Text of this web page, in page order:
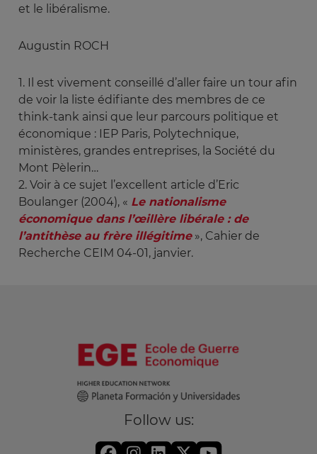
et le libéralisme.
Augustin ROCH
1. Il est vivement conseillé d’aller faire un tour afin
de voir la liste édifiante des membres de ce
think-tank ainsi que leur parcours politique et
économique : IEP Paris, Polytechnique,
ministères, grandes entreprises, la Société du
Mont Pèlerin…
2. Voir à ce sujet l’excellent article d’Eric
Boulanger (2004), « Le nationalisme
économique dans l’œillère libérale : de
l’antithèse au frère illégitime», Cahier de
Recherche CEIM 04-01, janvier.
Follow us: